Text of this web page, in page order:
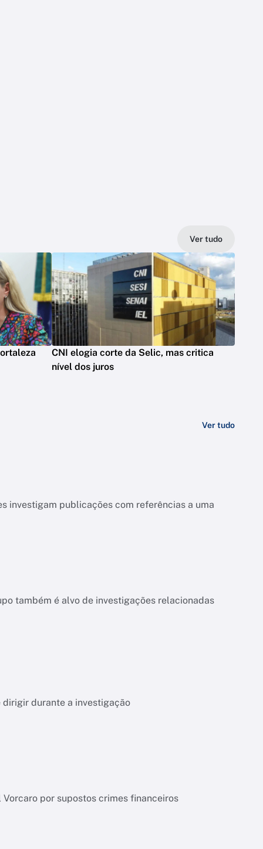
Ver tudo
CNI elogia corte da Selic, mas critica
nível dos juros
Ver tudo
investigam publicações com referências a uma
também é alvo de investigações relacionadas
dirigir durante a investigação
por supostos crimes financeiros